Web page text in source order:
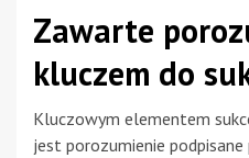
Zawarte
kluczem do
Kluczowym elementem
jest porozumienie